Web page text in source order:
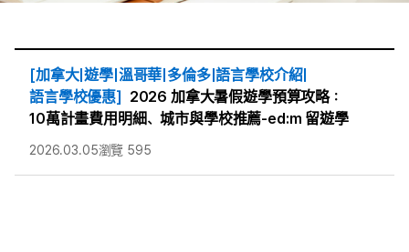
[加拿大|遊學|溫哥華|多倫多|語言學校介紹|
語言學校優惠] 2026 加拿大暑假遊學預算攻略：
10萬計畫費用明細、城市與學校推薦-ed:m 留遊學
2026.03.05瀏覽 595